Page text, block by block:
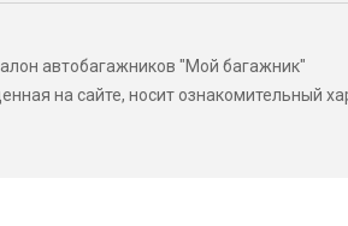
автобагажников "Мой багажник"
на сайте, носит ознакомительный